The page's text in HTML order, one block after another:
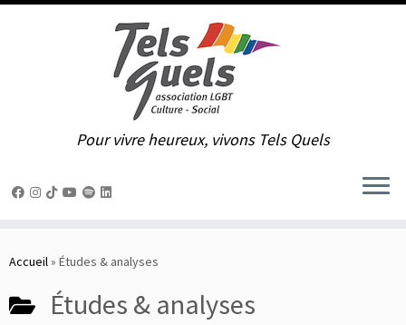
au
Pour vivre heureux, vivons Tels Quels
Accueil» Études & analyses
Études & analyses